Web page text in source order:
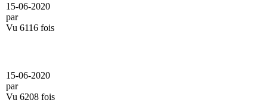
15-06-2020
par
Vu 6116 fois
15-06-2020
par
Vu 6208 fois